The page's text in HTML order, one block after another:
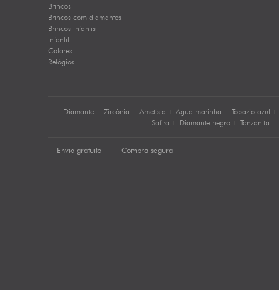
Brincos
Brincos com diamantes
Brincos Infantis
Infantil
Colares
Relógios
Diamante Zircônia Ametista Agua marinha Topazio azul
Safira
Diamante negro Tanzanita
Envio gratuito Compra segura